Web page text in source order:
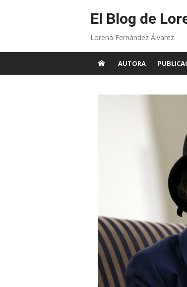
El Blog de
Lorena Fernández Álvarez
AUTORA